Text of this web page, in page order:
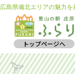
広島県備北エリアの魅力を
トップページへ